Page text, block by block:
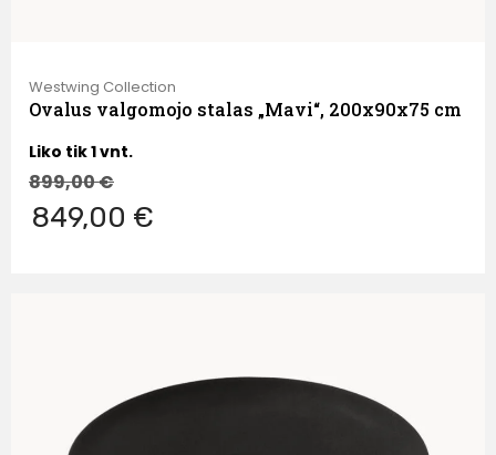
Westwing Collection
Ovalus valgomojo stalas „Mavi“, 200x90x75 cm
Liko tik 1 vnt.
899,00€
849,00 €